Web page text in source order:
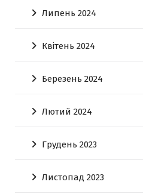
Липень 2024
Квітень 2024
Березень 2024
Лютий 2024
Грудень 2023
Листопад 2023